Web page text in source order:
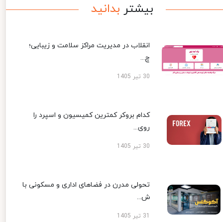
بیشتر بدانید
انقلاب در مدیریت مراکز سلامت و زیبایی؛
چ...
30 تیر 1405
کدام بروکر کمترین کمیسیون و اسپرد را
روی...
30 تیر 1405
تحولی مدرن در فضاهای اداری و مسکونی با
ش...